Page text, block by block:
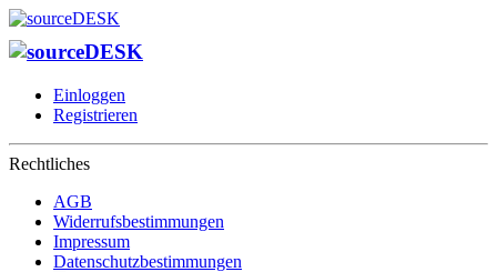
Einloggen
Registrieren
Rechtliches
AGB
Widerrufsbestimmungen
Impressum
Datenschutzbestimmungen